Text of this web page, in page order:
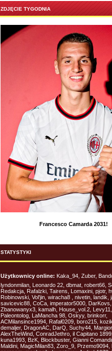
ZDJĘCIE TYGODNIA
Francesco Camarda 2031!
STATYSTYKI
Użytkownicy online: Kaka_94, Zuber,
lyndonmilan, Leonardo 22, dbmat, robert66,
Redakcja, Rafalzki, Tairens, Lomaxini, pjotr,
Robinowski, Vol'jin, wiracha8 , nivetin, landik,
savicevic88, CoCa, imperator5000, DarKovs,
Zbanowanyx3, kamalh, House_vol.2, Levy11,
Paleontolog, LaMancha 98, Oskyy, brinkorr,
ACMilansince1994, Rafał0209, boro215,
demaljer, DragonAC, DarQ, Suchy44,
AlexTheWind, ConradJethro, il Capitano
kuna1993, BzK, Blockbuster, Gianni
Maldini, MagicMilan83, Zoro_9, Przemo9094,